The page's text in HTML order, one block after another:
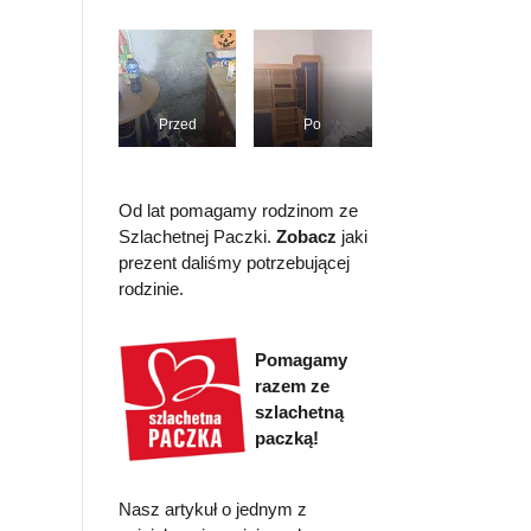
Przed Po
Od lat pomagamy rodzinom ze
Szlachetnej Paczki. Zobacz jaki
prezent daliśmy potrzebującej
rodzinie.
Pomagamy
razem ze
szlachetną
paczką!
Nasz artykuł o jednym z